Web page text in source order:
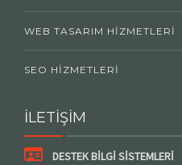
WEB TASARIM HIZMETLERI
SEO HIZMETLERI
İLETİŞİM
DESTEK BİLGİ SİSTEMLERİ